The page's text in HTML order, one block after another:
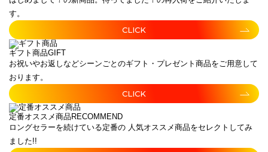
す。
CLICK
ギフト商品GIFT
お祝いやお返しなどシーンごとのギフト・プレゼント商品をご用意して
おります。
CLICK
定番オススメ商品 RECOMMEND
ロングセラーを続けている定番の 人気オススメ商品をセレクトしてみ
ました!!